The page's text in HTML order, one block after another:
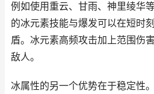
例如使用重云、甘雨、神里绫华
的冰元素技能与爆发可以在短时
盾。冰元素高频攻击加上范围伤
敌人。
冰属性的另一个优势在于稳定性